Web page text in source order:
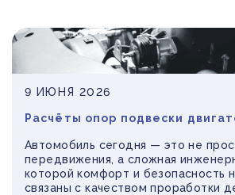
КОМАНДА
ОТЗЫВЫ
ДИНАМИКА И
ТЕПЛОМАССООБМЕН
РАЗРАБОТКА ПО
ОТРАСЛИ
МАШИНОСТРОЕНИЕ
ОБОРУДОВАНИЕ АЭС
НЕФТЕГАЗ
СУДОСТРОЕНИЕ
СТРОИТЕЛЬСТВО
ИНФОЦЕНТР
НОВОСТИ
ПРОЕКТЫ
БЛОГ
ВЕБИНАРЫ
ЭКСПРЕСС
9 ИЮНЯ 2026
Расчёты опор подвески
Автомобиль сегодня — это не
передвижения, а сложная
которой комфорт и безопасность
связаны с качеством проработки